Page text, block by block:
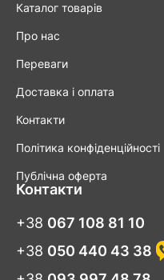
Каталог товарів
Про нас
Переваги
Доставка і оплата
Контакти
Політика конфіденційності
Публічна оферта
Контакти
+38 067 108 81 10
+38 050 440 43 38